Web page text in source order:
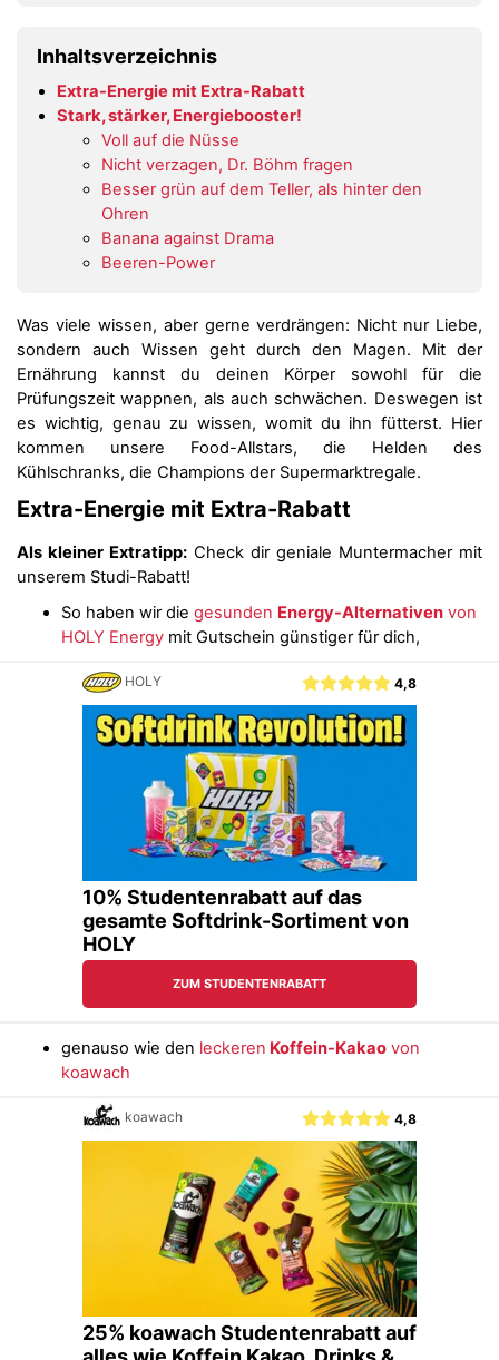
Inhaltsverzeichnis
Extra-Energie mit Extra-Rabatt
Stark, stärker, Energiebooster!
Voll auf die Nüsse
Nicht verzagen, Dr. Böhm fragen
Besser grün auf dem Teller, als hinter den
Ohren
Banana against Drama
Beeren-Power
Was viele wissen, aber gerne verdrängen: Nicht nur Liebe,
sondern auch Wissen geht durch den Magen. Mit der
Ernährung kannst du deinen Körper sowohl für die
Prüfungszeit wappnen, als auch schwächen. Deswegen ist
es wichtig, genau zu wissen, womit du ihn fütterst. Hier
kommen unsere Food-Allstars, die Helden des
Kühlschranks, die Champions der Supermarktregale.
Extra-Energie mit Extra-Rabatt
Als kleiner Extratipp: Check dir geniale Muntermacher mit
unserem Studi-Rabatt!
So haben wir die gesunden Energy-Alternativen von
HOLY Energy mit Gutschein günstiger für dich,
genauso wie den leckeren Koffein-Kakao von
koawach